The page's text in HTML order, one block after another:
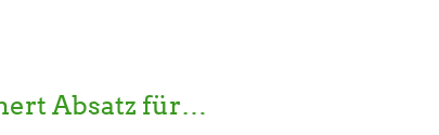
Absatz für…